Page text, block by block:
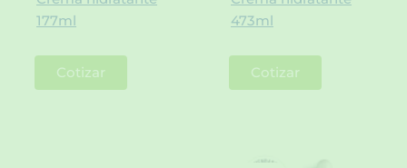
177ml
Cotizar
473ml
Cotizar